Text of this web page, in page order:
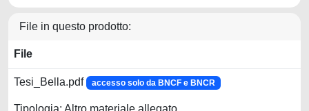
File in questo prodotto:
File
Tesi_Bella.pdf accesso solo da BNCF e BNCR